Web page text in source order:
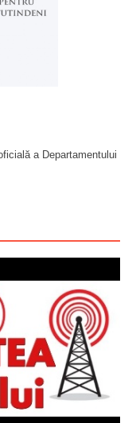
a Departamentului